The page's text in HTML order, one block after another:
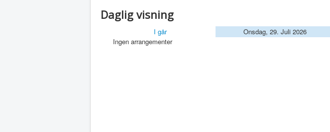
Daglig visning
I går
Onsdag, 29. Juli 2026
Ingen arrangementer